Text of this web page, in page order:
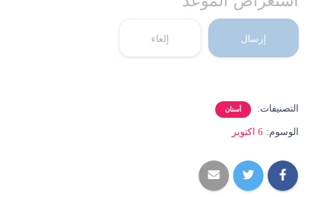
إرسال إلغاء
التصنيفات: أسنان
الوسوم: 6 اكتوبر